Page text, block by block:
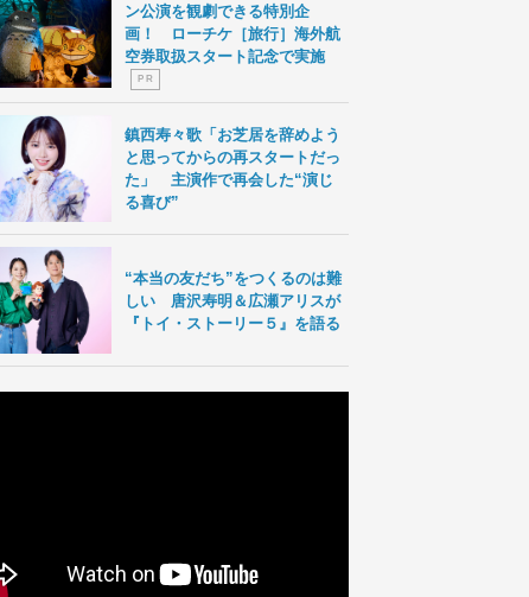
ン公演を観劇できる特別企
画！ ローチケ［旅行］海外航
空券取扱スタート記念で実施
P R
鎮西寿々歌「お芝居を辞めよう
と思ってからの再スタートだっ
た」 主演作で再会した“演じ
る喜び”
“本当の友だち”をつくるのは難
しい 唐沢寿明＆広瀬アリスが
『トイ・ストーリー５』を語る